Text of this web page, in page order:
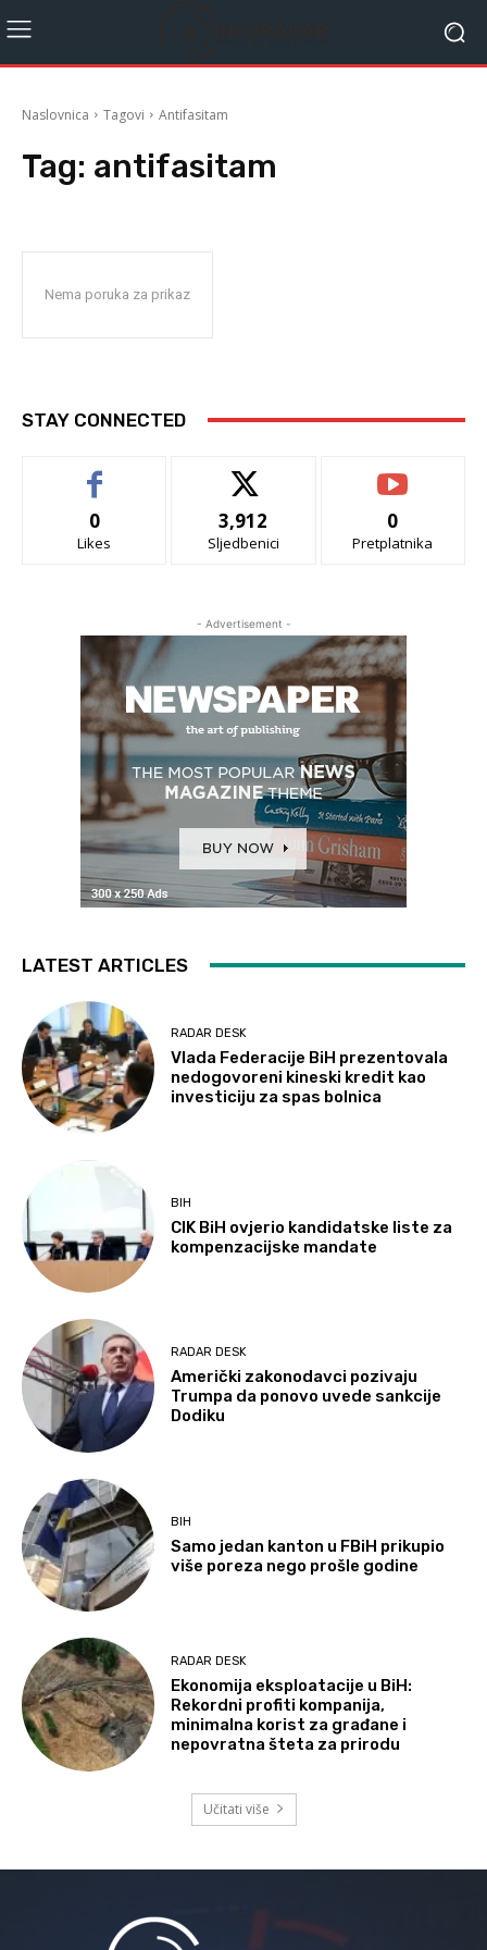
Naslovnica Tagovi Antifasitam
Tag: antifasitam
Nema poruka za prikaz
STAY CONNECTED
0
Likes
3,912
Sljedbenici
0
Pretplatnika
- Advertisement -
LATEST ARTICLES
RADAR DESK
Vlada Federacije BiH prezentovala
nedogovoreni kineski kredit kao
investiciju za spas bolnica
BIH
CIK BiH ovjerio kandidatske liste za
kompenzacijske mandate
RADAR DESK
Američki zakonodavci pozivaju
Trumpa da ponovo uvede sankcije
Dodiku
BIH
Samo jedan kanton u FBiH prikupio
više poreza nego prošle godine
RADAR DESK
Ekonomija eksploatacije u BiH:
Rekordni profiti kompanija,
minimalna korist za građane i
nepovratna šteta za prirodu
Učitati više